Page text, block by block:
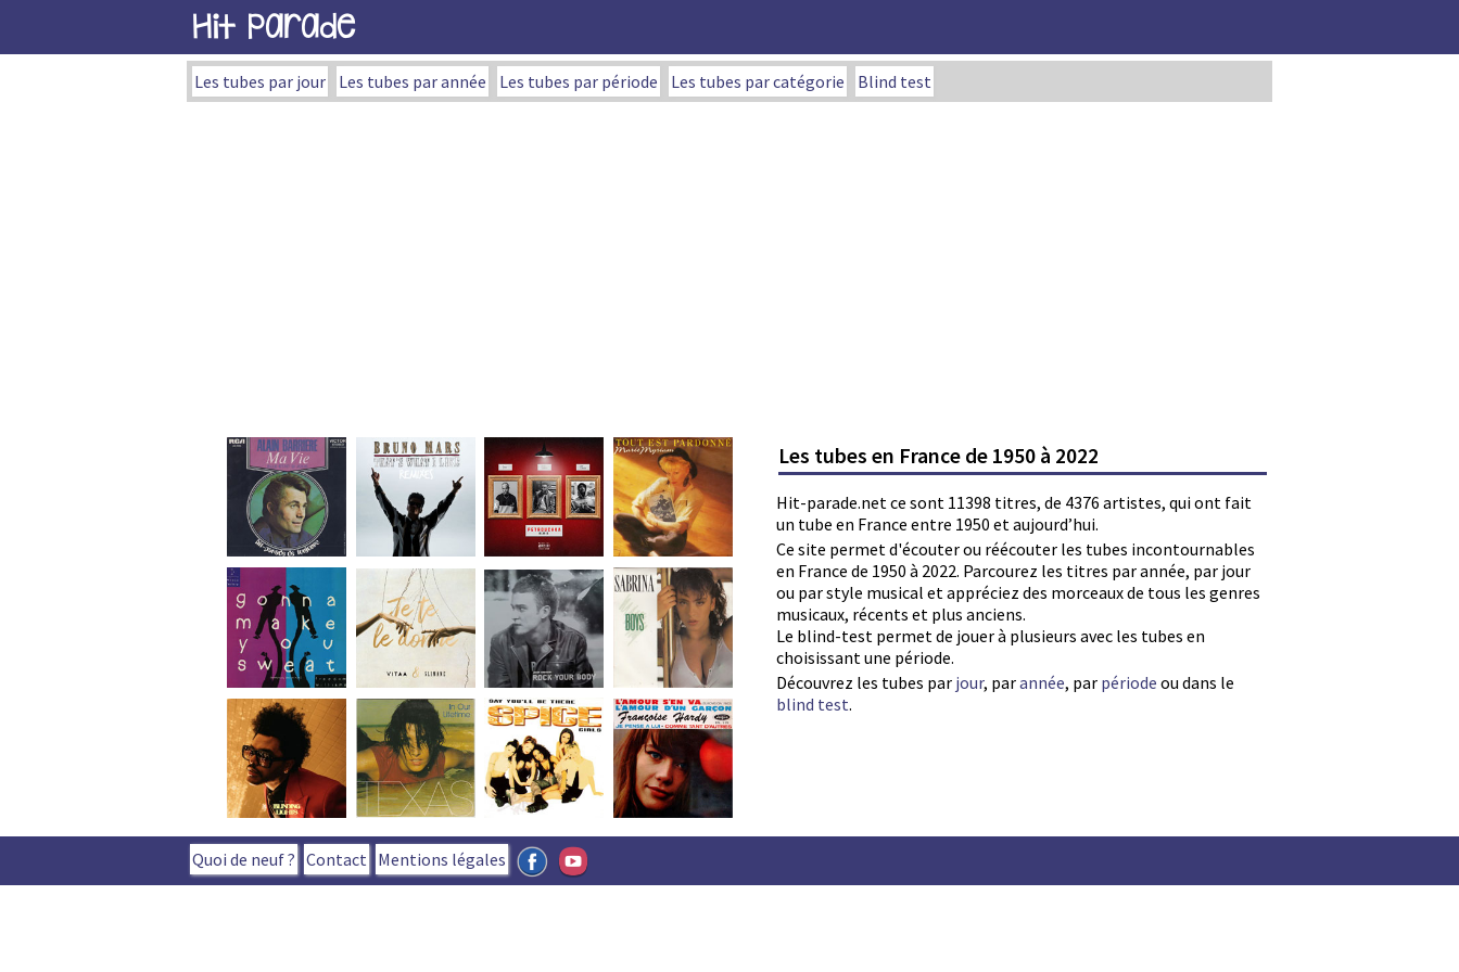
Hit Parade
Les tubes par jour Les tubes par année Les tubes par période Les tubes par catégorie Blind test
Les tubes en France de 1950 à 2022
Hit-parade.net ce sont 11398 titres, de 4376 artistes, qui ont fait
un tube en France entre 1950 et aujourd’hui.
Ce site permet d'écouter ou réécouter les tubes incontournables
en France de 1950 à 2022. Parcourez les titres par année, par jour
ou par style musical et appréciez des morceaux de tous les genres
musicaux, récents et plus anciens.
Le blind-test permet de jouer à plusieurs avec les tubes en
choisissant une période.
Découvrez les tubes par jour, parannée, par période ou dans le
blind test.
Quoi de neuf ? Contact Mentions légales